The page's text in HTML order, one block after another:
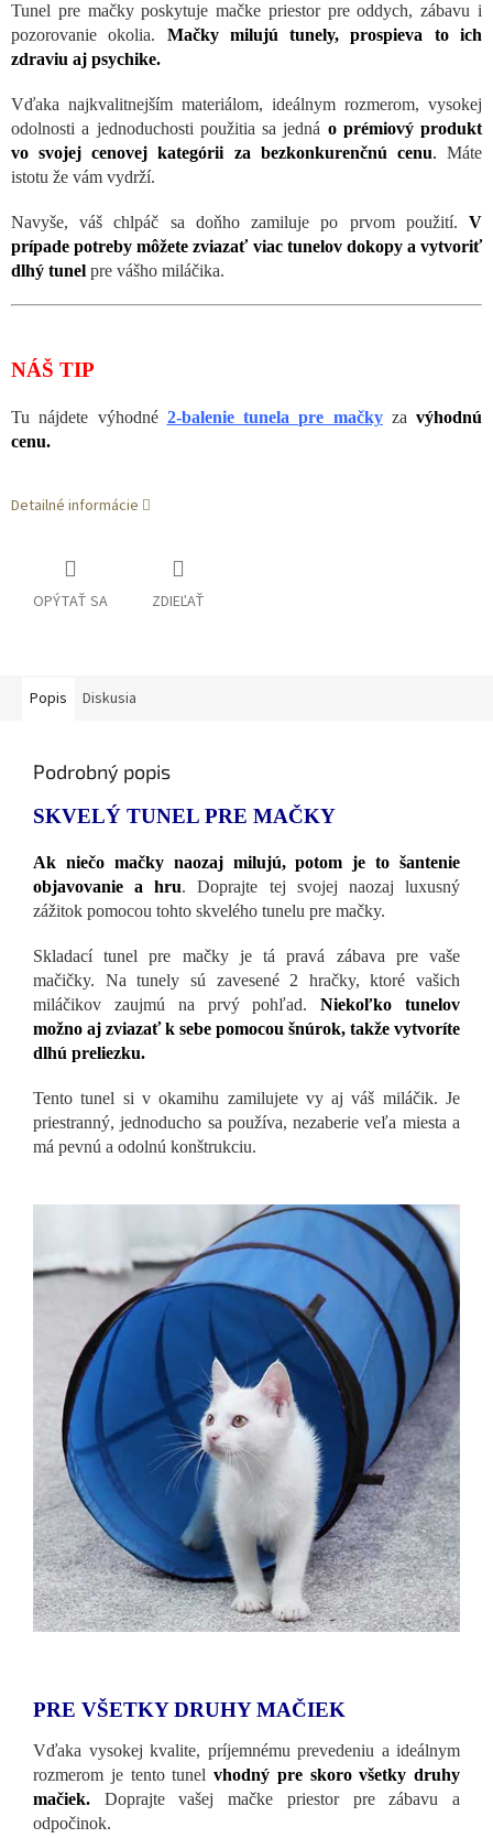
Tunel pre mačky poskytuje mačke priestor pre oddych, zábavu i
pozorovanie okolia. Mačky milujú tunely, prospieva to ich
zdraviu aj psychike.
Vďaka najkvalitnejším materiálom, ideálnym rozmerom, vysokej
odolnosti a jednoduchosti použitia sa jedná o prémiový produkt
vo svojej cenovej kategórii za bezkonkurenčnú cenu. Máte
istotu že vám vydrží.
Navyše, váš chlpáč sa doňho zamiluje po prvom použití. V
prípade potreby môžete zviazať viac tunelov dokopy a vytvoriť
dlhý tunel pre vášho miláčika.
NÁŠ TIP
Tu nájdete výhodné 2-balenie tunela pre mačkyza výhodnú
cenu.
Detailné informácie
OPÝTAŤ SA ZDIEĽAŤ
Popis Diskusia
Podrobný popis
SKVELÝ TUNEL PRE MAČKY
Ak niečo mačky naozaj milujú, potom je to šantenie
objavovanie a hru. Doprajte tej svojej naozaj luxusný
zážitok pomocou tohto skvelého tunelu pre mačky.
Skladací tunel pre mačky je tá pravá zábava pre vaše
mačičky. Na tunely sú zavesené 2 hračky, ktoré vašich
miláčikov zaujmú na prvý pohľad.Niekoľko tunelov
možno aj zviazať k sebe pomocou šnúrok, takže vytvoríte
dlhú preliezku.
Tento tunel si v okamihu zamilujete vy aj váš miláčik. Je
priestranný, jednoducho sa používa, nezaberie veľa miesta a
má pevnú a odolnú konštrukciu.
PRE VŠETKY DRUHY MAČIEK
Vďaka vysokej kvalite, príjemnému prevedeniu a ideálnym
rozmerom je tento tunel vhodný pre skoro všetky druhy
mačiek.
Doprajte vašej mačke priestor pre zábavu a
odpočinok.